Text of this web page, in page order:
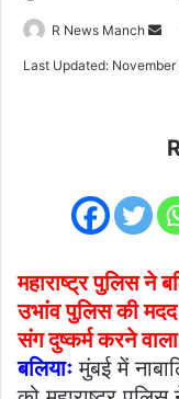
R News Manch
Last Updated:
महाराष्ट्र पुलिस ने
उभांव पुलिस की मदद
संग दुष्कर्म करने
बलियाः मुंबई में